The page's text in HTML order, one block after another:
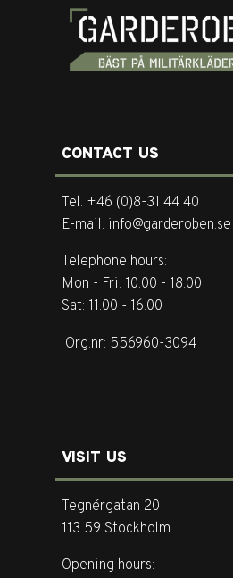
CONTACT US
Tel. +46 (0)8-31 44 40
E-mail. info@garderoben.se
Telephone hours:
Mon - Fri: 10.00 - 18.00
Sat: 11.00 - 16.00
Org.nr: 556960-3094
VISIT US
Tegnérgatan 20
113 59 Stockholm
Opening hours: